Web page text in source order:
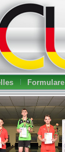
Formulare